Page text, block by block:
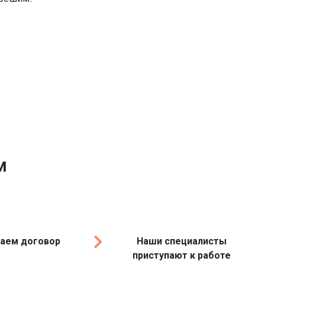
договор
Наши специалисты
приступают к работе